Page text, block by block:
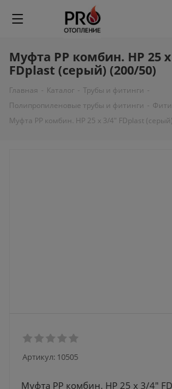
Муфта PP комбин. НР 25
FDplast (серый) (200/50)
Главная - Каталог - Трубы и фитинги -
Полипропиленовые трубы и фитинги -
Муфта PP комбин. НР 25 х 3/4" FDplast
Артикул: 10505
Муфта PP комбин. НР 25 х 3/4"